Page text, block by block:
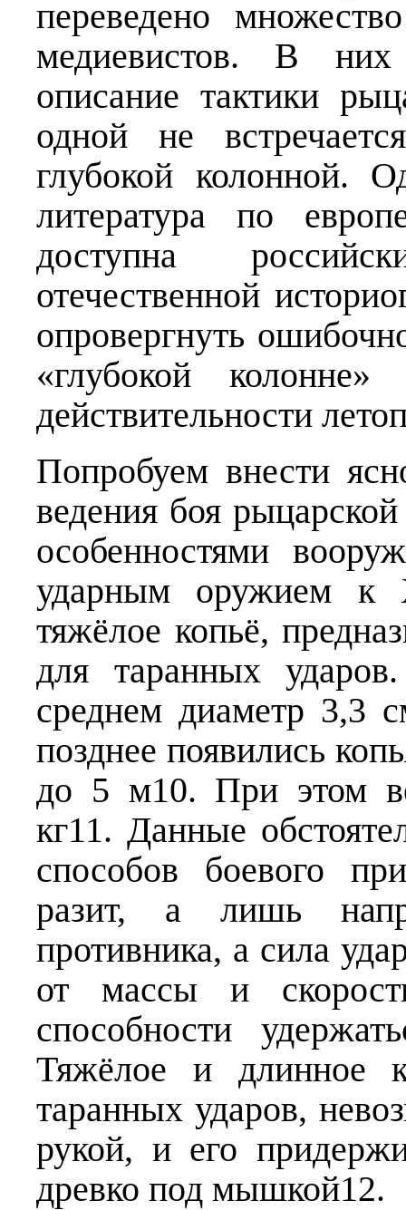
переведено
медиевистов. В
описание тактики
одной не
глубокой колонной.
литература по
доступна
отечественной
опровергнуть
«глубокой
действительности
Попробуем внести
ведения боя
особенностями
ударным оружием к
тяжёлое копьё,
для таранных
среднем диаметр 3,3
позднее появились
до 5 м10. При этом
кг11. Данные
способов боевого
разит, а лишь
противника, а сила
от массы и
способности
Тяжёлое и длинное
таранных ударов,
рукой, и его
древко под мышкой12.